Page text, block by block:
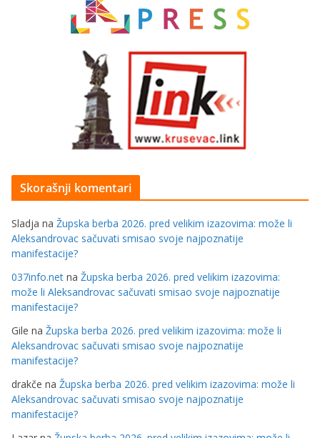
Skorašnji komentari
Sladja na Župska berba 2026. pred velikim izazovima: može li
Aleksandrovac sačuvati smisao svoje najpoznatije
manifestacije?
037info.net na Župska berba 2026. pred velikim izazovima:
može li Aleksandrovac sačuvati smisao svoje najpoznatije
manifestacije?
Gile na Župska berba 2026. pred velikim izazovima: može li
Aleksandrovac sačuvati smisao svoje najpoznatije
manifestacije?
drakče na Župska berba 2026. pred velikim izazovima: može li
Aleksandrovac sačuvati smisao svoje najpoznatije
manifestacije?